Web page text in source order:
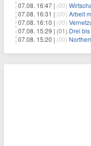
07.08. 16:47 | (00)
07.08. 16:31 | (00) Arbeit
07.08. 16:10 | (00)
07.08. 15:29 | (01) Drei bis
07.08. 15:20 | (00) Northern